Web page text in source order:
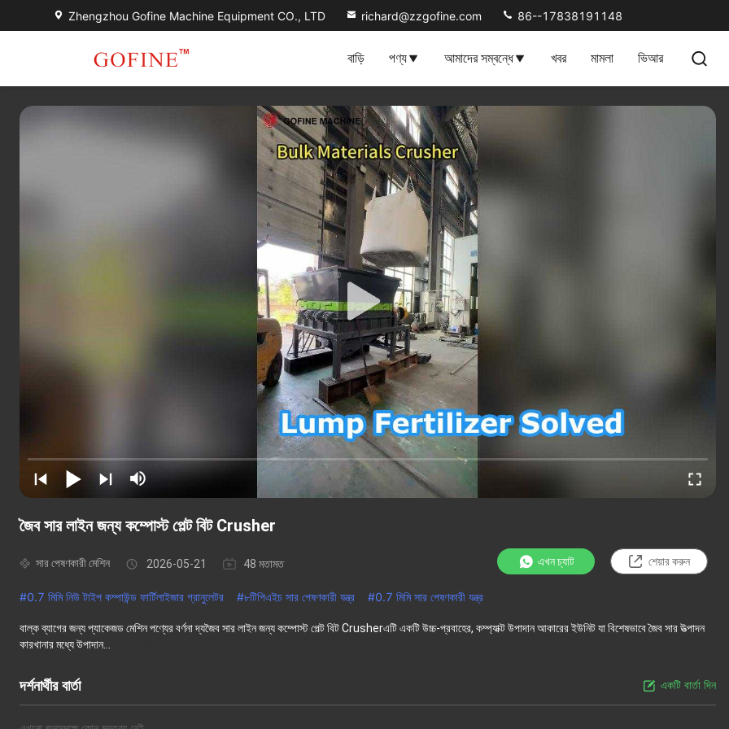
Zhengzhou Gofine Machine Equipment CO., LTD richard@zzgofine.com 86--17838191148
বাড়ি পণ্য আমাদের সম্বন্ধে খবর মামলা ভিআর
জৈব সার লাইন জন্য কম্পোস্ট পেল্ট বিট Crusher
সার পেষণকারী মেশিন 2026-05-21 48 মতামত এখন চ্যাট শেয়ার করুন
#0.7 মিমি নিউ টাইপ কম্পাউন্ড ফার্টিলাইজার গ্রানুলেটর #৮টিপিএইচ সার পেষণকারী যন্ত্র #0.7 মিমি সার পেষণকারী যন্ত্র
বাল্ক ব্যাগের জন্য প্যাকেজড মেশিন পণ্যের বর্ণনা দ্যজৈব সার লাইন জন্য কম্পোস্ট পেল্ট বিট Crusherএটি একটি উচ্চ-প্রবাহের, কম্প্যাক্ট উপাদান আকারের ইউনিট যা বিশেষভাবে জৈব সার উত্পাদন
কারখানার মধ্যে উপাদান...
দর্শনার্থীর বার্তা একটি বার্তা দিন